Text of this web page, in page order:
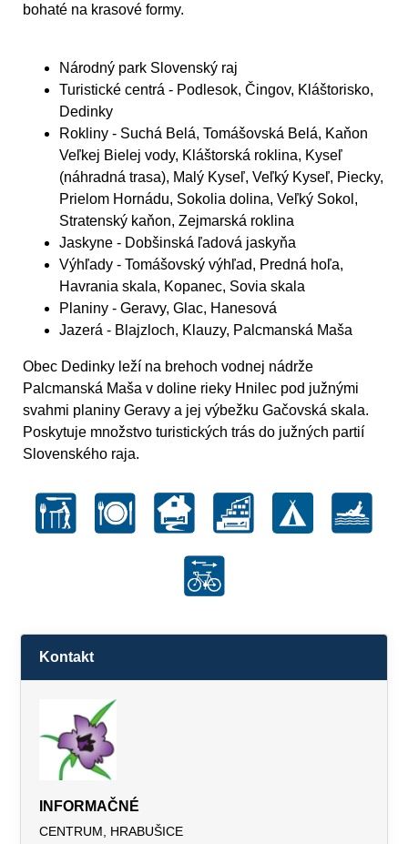
bohaté na krasové formy.
Národný park Slovenský raj
Turistické centrá - Podlesok, Čingov, Kláštorisko,
Dedinky
Rokliny - Suchá Belá, Tomášovská Belá, Kaňon
Veľkej Bielej vody, Kláštorská roklina, Kyseľ
(náhradná trasa), Malý Kyseľ, Veľký Kyseľ, Piecky,
Prielom Hornádu, Sokolia dolina, Veľký Sokol,
Stratenský kaňon, Zejmarská roklina
Jaskyne - Dobšinská ľadová jaskyňa
Výhľady - Tomášovský výhľad, Predná hoľa,
Havrania skala, Kopanec, Sovia skala
Planiny - Geravy, Glac, Hanesová
Jazerá - Blajzloch, Klauzy, Palcmanská Maša
Obec Dedinky leží na brehoch vodnej nádrže
Palcmanská Maša v doline rieky Hnilec pod južnými
svahmi planiny Geravy a jej výbežku Gačovská skala.
Poskytuje množstvo turistických trás do južných partií
Slovenského raja.
Kontakt
INFORMAČNÉ
CENTRUM, HRABUŠICE